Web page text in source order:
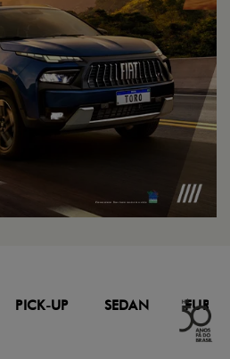
PICK-UP SEDAN